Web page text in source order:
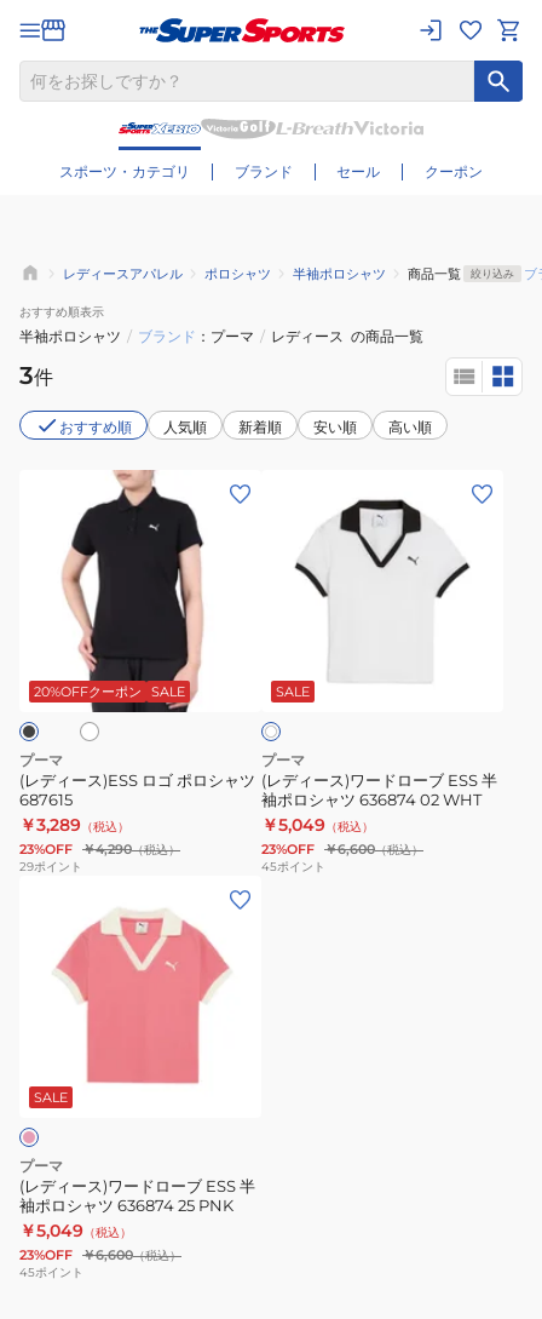
スポーツ・カテゴリ ブランド セール クーポン
さらに絞り込む
レディースアパレル ポロシャツ 半袖ポロシャツ 商品一覧 絞り込み ブ
おすすめ順表示
半袖ポロシャツ / ブランド プーマ / レディース の商品一覧
3件
おすすめ順 人気順 新着順 安い順 高い順
ス)ESS
ポ
ロ
シ
ャ
ツ
687615
20%OFFクーポン SALE
プーマ
(レディース)ESS ロゴ ポロシャツ
687615
￥3,289 （税込）
23%OFF ￥4,290（税込）
29ポイント
ド
ロ
ー
ブ
ESS
半
袖
SALE
ホ
ワ
イ
ト
プーマ
(レディース)ワードローブ ESS 半
袖ポロシャツ 636874 02 WHT
￥5,049 （税込）
23%OFF ￥6,600（税込）
45ポイント
ド
ロ
ー
ブ
ESS
半
袖
SALE
プーマ
(レディース)ワードローブ ESS 半
袖ポロシャツ 636874 25 PNK
￥5,049 （税込）
23%OFF ￥6,600（税込）
45ポイント